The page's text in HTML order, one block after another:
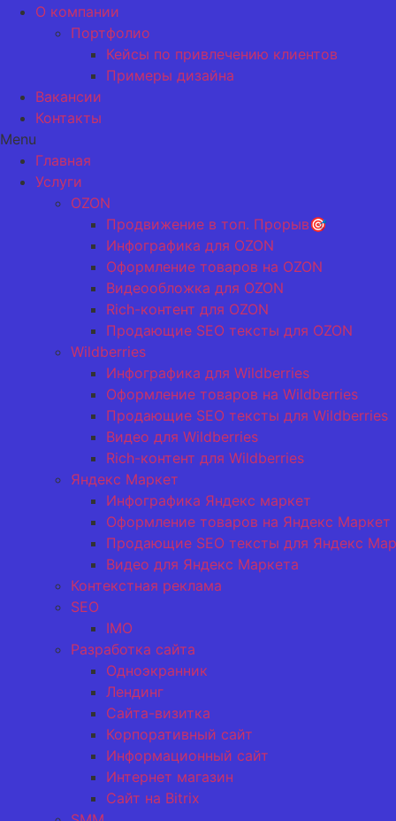
О компании
Портфолио
Кейсы по привлечению клиентов
Примеры дизайна
Вакансии
Контакты
Menu
Главная
Услуги
OZON
Продвижение в топ. Прорыв🎯
Инфографика для OZON
Оформление товаров на OZON
Видеообложка для OZON
Rich-контент для OZON
Продающие SEO тексты для OZON
Wildberries
Инфографика для Wildberries
Оформление товаров на Wildberries
Продающие SEO тексты для Wildberries
Видео для Wildberries
Rich-контент для Wildberries
Яндекс Маркет
Инфографика Яндекс маркет
Оформление товаров на Яндекс Маркет
Продающие SEO тексты для Яндекс
Видео для Яндекс Маркета
Контекстная реклама
SEO
IMO
Разработка сайта
Одноэкранник
Лендинг
Сайта-визитка
Корпоративный сайт
Информационный сайт
Интернет магазин
Сайт на Bitrix